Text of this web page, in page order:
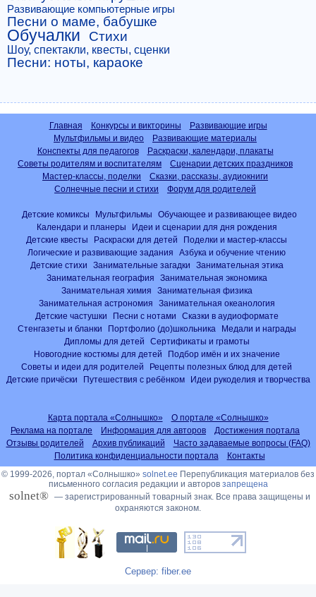
Развивающие компьютерные игры
Песни о маме, бабушке
Обучалки Стихи
Шоу, спектакли, квесты, сценки
Песни: ноты, караоке
Главная Конкурсы и викторины
Развивающие игры
Мультфильмы и видео
Развивающие материалы
Конспекты для педагогов
Раскраски, календари, плакаты
Советы родителям и воспитателям
Сценарии детских праздников
Мастер-классы, поделки
Сказки, рассказы, аудиокниги
Солнечные песни и стихи
Форум для родителей
Детские комиксы Мультфильмы
Обучающее и развивающее видео
Календари и планеры
Идеи и сценарии для дня рождения
Детские квесты
Раскраски для детей
Поделки и мастер-классы
Логические и развивающие задания
Азбука и обучение чтению
Детские стихи
Занимательные загадки
Занимательная этика
Занимательная география
Занимательная экономика
Занимательная химия
Занимательная физика
Занимательная астрономия
Занимательная океанология
Детские частушки
Песни с нотами
Сказки в аудиоформате
Стенгазеты и бланки
Портфолио (до)школьника
Медали и награды
Дипломы для детей
Сертификаты и грамоты
Новогодние костюмы для детей
Подбор имён и их значение
Советы и идеи для родителей
Рецепты полезных блюд для детей
Детские причёски
Путешествия с ребёнком Идеи рукоделия и творчества
Карта портала «Солнышко»
О портале «Солнышко»
Реклама на портале
Информация для авторов
Достижения портала
Отзывы родителей
Архив публикаций
Часто задаваемые вопросы (FAQ)
Политика конфиденциальности портала
Контакты
© 1999-2026, портал «Солнышко» solnet.ee Перепубликация материалов без
письменного согласия редакции и авторов запрещена
solnet® — зарегистрированный товарный знак. Все права защищены и
охраняются законом.
Сервер: fiber.ee